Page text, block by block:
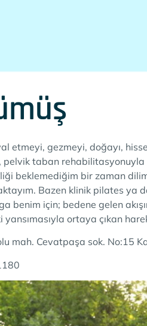
etmeyi, gezmeyi, doğayı,
pelvik taban
beklemediğim bir zaman
Bazen klinik pilates
benim için; bedene gelen
yansımasıyla ortaya çıkan
mah. Cevatpaşa sok. No:15